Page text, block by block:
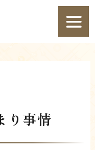
り事情